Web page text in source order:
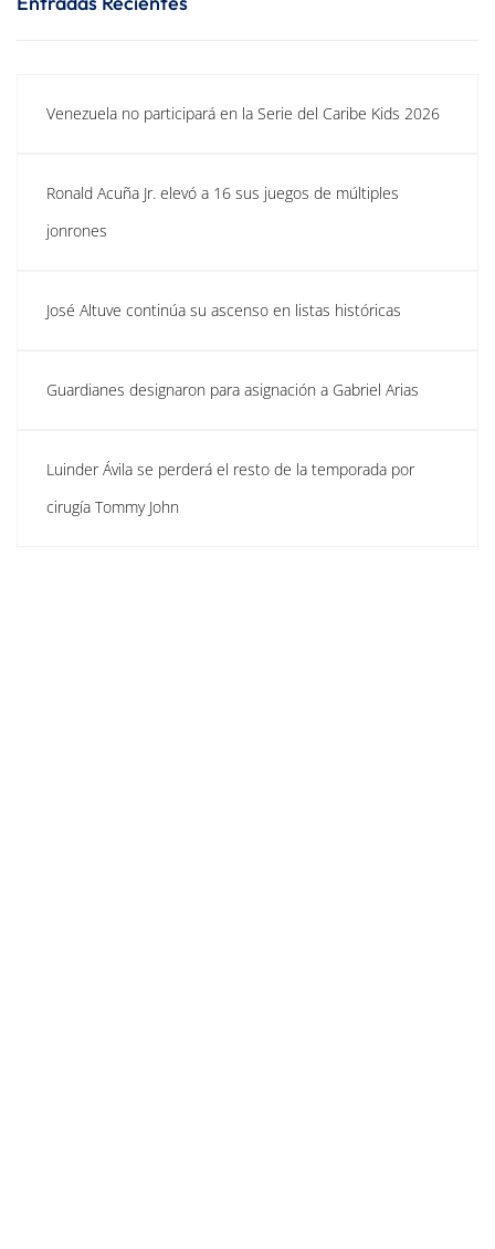
Venezuela no participará en la Serie del Caribe Kids 2026
Ronald Acuña Jr. elevó a 16 sus juegos de múltiples
jonrones
José Altuve continúa su ascenso en listas históricas
Guardianes designaron para asignación a Gabriel Arias
Luinder Ávila se perderá el resto de la temporada por
cirugía Tommy John